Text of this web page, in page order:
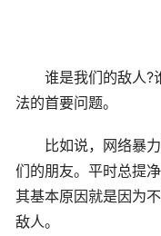
谁是我们的敌人?
法的首要问题。
比如说，网络暴力
们的朋友。平时总提
其基本原因就是因为
敌人。